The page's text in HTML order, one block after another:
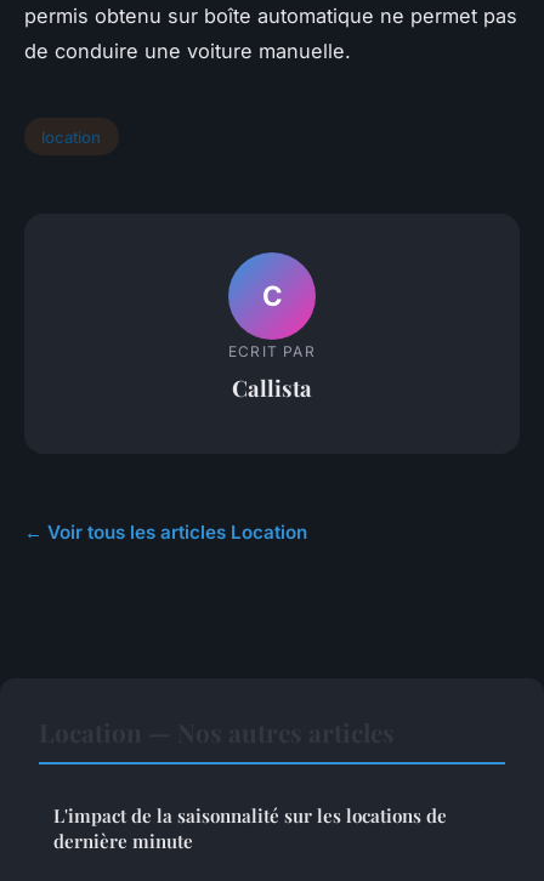
permis obtenu sur boîte automatique ne permet pas
de conduire une voiture manuelle.
location
C
ECRIT PAR
Callista
← Voir tous les articles Location
L'impact de la saisonnalité sur les locations de
dernière minute